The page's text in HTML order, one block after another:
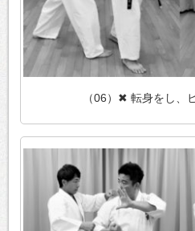
（06）✖ 転身をし、